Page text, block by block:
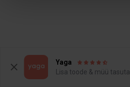
Yaga
Lisa toode & müü tasuta